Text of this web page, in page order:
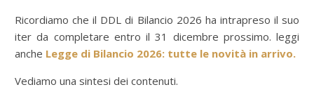
Ricordiamo che il DDL di Bilancio 2026 ha intrapreso il suo
iter da completare entro il 31 dicembre prossimo. leggi
anche Legge di Bilancio 2026: tutte le novità in arrivo.
Vediamo una sintesi dei contenuti.